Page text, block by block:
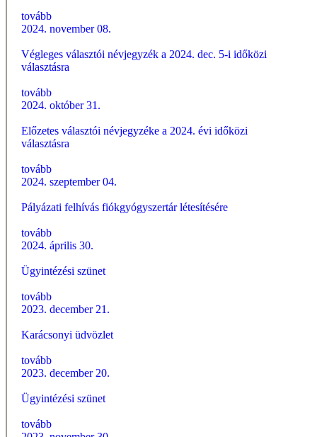
tovább
2024. november 08.
Végleges választói névjegyzék a 2024. dec. 5-i időközi
választásra
tovább
2024. október 31.
Előzetes választói névjegyzéke a 2024. évi időközi
választásra
tovább
2024. szeptember 04.
Pályázati felhívás fiókgyógyszertár létesítésére
tovább
2024. április 30.
Ügyintézési szünet
tovább
2023. december 21.
Karácsonyi üdvözlet
tovább
2023. december 20.
Ügyintézési szünet
tovább